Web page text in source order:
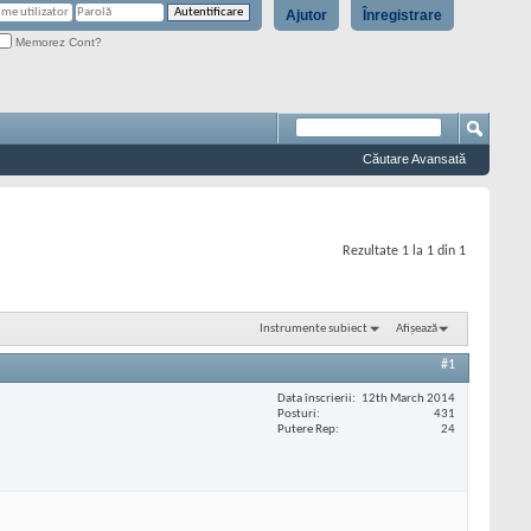
Înregistrare
Ajutor
Memorez Cont?
Căutare Avansată
Rezultate 1 la 1 din 1
Instrumente subiect Afișează
#1
Data înscrierii
12th March 2014
Posturi
431
Putere Rep
24